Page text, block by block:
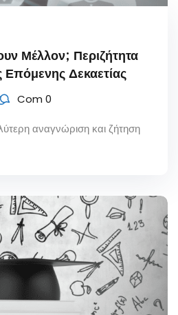
Μέλλον; Περιζήτητα
Επόμενης Δεκαετίας
Com 0
αναγνώριση και ζήτηση